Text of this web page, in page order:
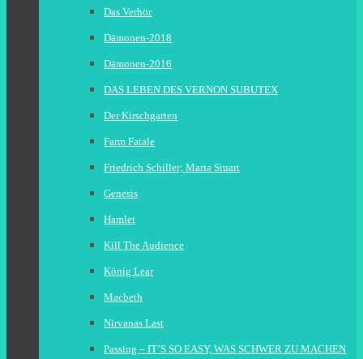
Das Verhör
Dämonen-2018
Dämonen-2016
DAS LEBEN DES VERNON SUBUTEX
Der Kirschgarten
Farm Fatale
Friedrich Schiller; Maria Stuart
Genesis
Hamlet
Kill The Audience
König Lear
Macbeth
Nirvanas Last
Passing – IT’S SO EASY, WAS SCHWER ZU MACHEN